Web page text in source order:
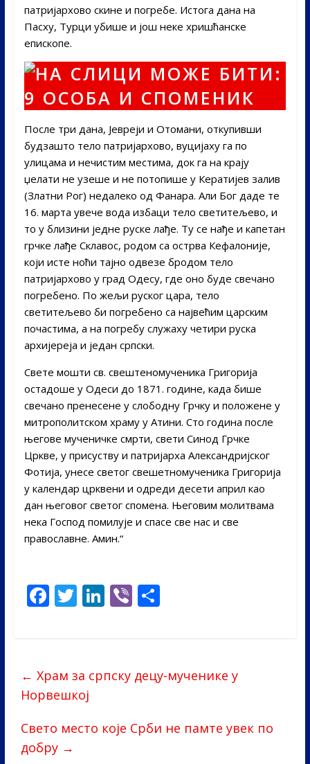
патријархово скине и погребе. Истога дана на
Пасху, Турци убише и још неке хришћанске
епископе.
После три дана, Јевреји и Отомани, откупивши
будзашто тело патријархово, вуцијаху га по
улицама и нечистим местима, док га на крају
џелати не узеше и не потопише у Кератијев залив
(Златни Рог) недалеко од Фанара. Али Бог даде те
16. марта увече вода избаци тело светитељево, и
то у близини једне руске лађе. Ту се нађе и капетан
грчке лађе Склавос, родом са острва Кефалоније,
који исте ноћи тајно одвезе бродом тело
патријархово у град Одесу, где оно буде свечано
погребено. По жељи руског цара, тело
светитељево би погребено са највећим царским
почастима, а на погребу служаху четири руска
архијереја и један српски.
Свете мошти св. свештеномученика Григорија
остадоше у Одеси до 1871. године, када бише
свечано пренесене у слободну Грчку и положене у
митрополитском храму у Атини. Сто година после
његове мученичке смрти, свети Синод Грчке
Цркве, у присуству и патријарха Александријског
Фотија, унесе светог свешетномученика Григорија
у календар црквени и одреди десети април као
дан његовог светог спомена. Његовим молитвама
нека Господ помилује и спасе све нас и све
православне. Амин.“
F
o
o
k
T Li
dI
Vi S
← Храм за српску децу-мученике у
Норвешкој
Свето место које Срби не памте увек по
добру →